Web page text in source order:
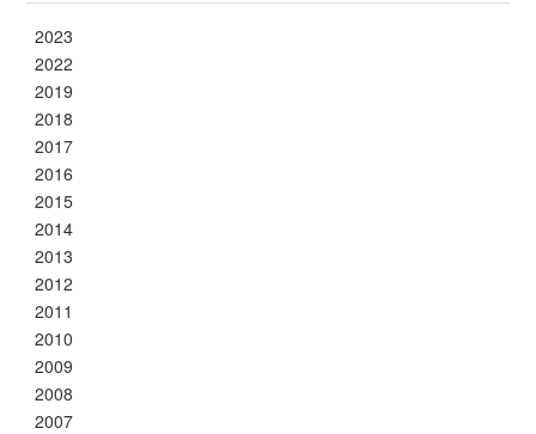
2023
2022
2019
2018
2017
2016
2015
2014
2013
2012
2011
2010
2009
2008
2007